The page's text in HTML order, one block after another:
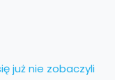
już nie zobaczyli